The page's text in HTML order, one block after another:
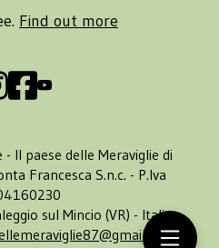
Find out more
Il paese delle Meraviglie di
Francesca S.n.c. - P.Iva
sul Mincio (VR) - Italia -